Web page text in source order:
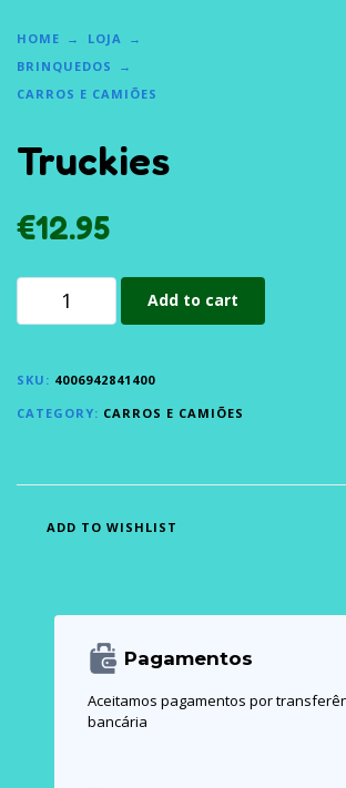
HOME
LOJA
BRINQUEDOS
CARROS E CAMIÕES
Truckies
€12.95
Add to cart
SKU: 4006942841400
CATEGORY: CARROS E CAMIÕES
ADD TO WISHLIST
Pagamentos
Aceitamos pagamentos por
bancária